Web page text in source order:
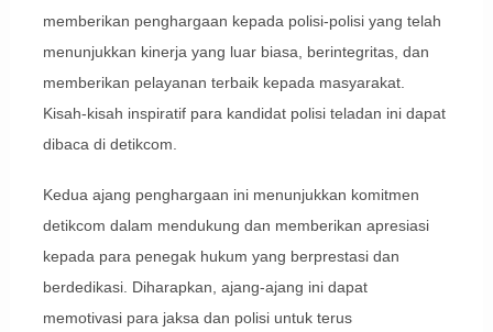
memberikan penghargaan kepada polisi-polisi yang telah
menunjukkan kinerja yang luar biasa, berintegritas, dan
memberikan pelayanan terbaik kepada masyarakat.
Kisah-kisah inspiratif para kandidat polisi teladan ini dapat
dibaca di detikcom.
Kedua ajang penghargaan ini menunjukkan komitmen
detikcom dalam mendukung dan memberikan apresiasi
kepada para penegak hukum yang berprestasi dan
berdedikasi. Diharapkan, ajang-ajang ini dapat
memotivasi para jaksa dan polisi untuk terus